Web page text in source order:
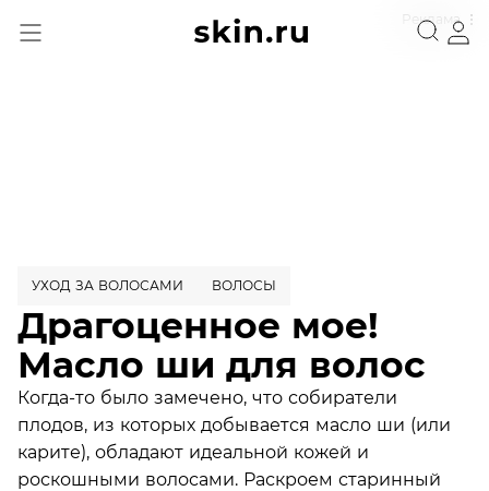
Реклама
УХОД ЗА ВОЛОСАМИ ВОЛОСЫ
Драгоценное мое!
Масло ши для волос
Когда-то было замечено, что собиратели
плодов, из которых добывается масло ши (или
карите), обладают идеальной кожей и
роскошными волосами. Раскроем старинный